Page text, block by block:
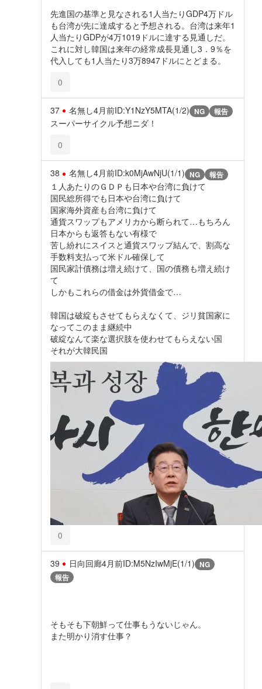
先進国の基準と見なされる1人当たりGDP4万ドル
も台湾が先に達成すると予想される。台湾は来年1
人当たりGDPが4万1019ドルに達する見通しだ。
これに対し韓国は来年の経常成長見通し3．9％を
代入しても1人当たり3万8947ドルにとどまる。
0
37 名無し4月前ID:Y1NzY5MTA(1/2) NG 報告
スーパーサイクル予想ニダ！
0
38 名無し4月前ID:k0MjAwNjU(1/1) NG 報告
１人あたりのＧＤＰも日本や台湾に負けて
国民総所得でも日本や台湾に負けて
国家海外資産も台湾に負けて
通貨スワップもアメリカから断られて…もちろん
日本からも返答もない有様で
苦し紛れにスイスと通貨スワップ結んで、割高な
手数料支払って米ドル確保して
国民家計債務は増え続けて、国の債務も増え続け
て
しかもこれらの借金は外貨借金で…
韓国は破綻もさせてもらえなくて、ジリ貧国家に
なってこのまま継続中
破綻なんて楽な選択肢を使わせてもらえない国
それが大韓民国
0
39 日向回廊4月前ID:M5NzIwMjE(1/1) NG
報告
そもそも下朝鮮って仕事もうないじゃん。
また明かり消す仕事？